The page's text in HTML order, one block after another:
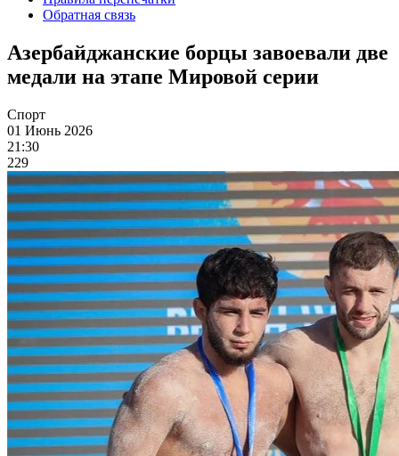
Обратная связь
Азербайджанские борцы завоевали две
медали на этапе Мировой серии
Спорт
01 Июнь 2026
21:30
229